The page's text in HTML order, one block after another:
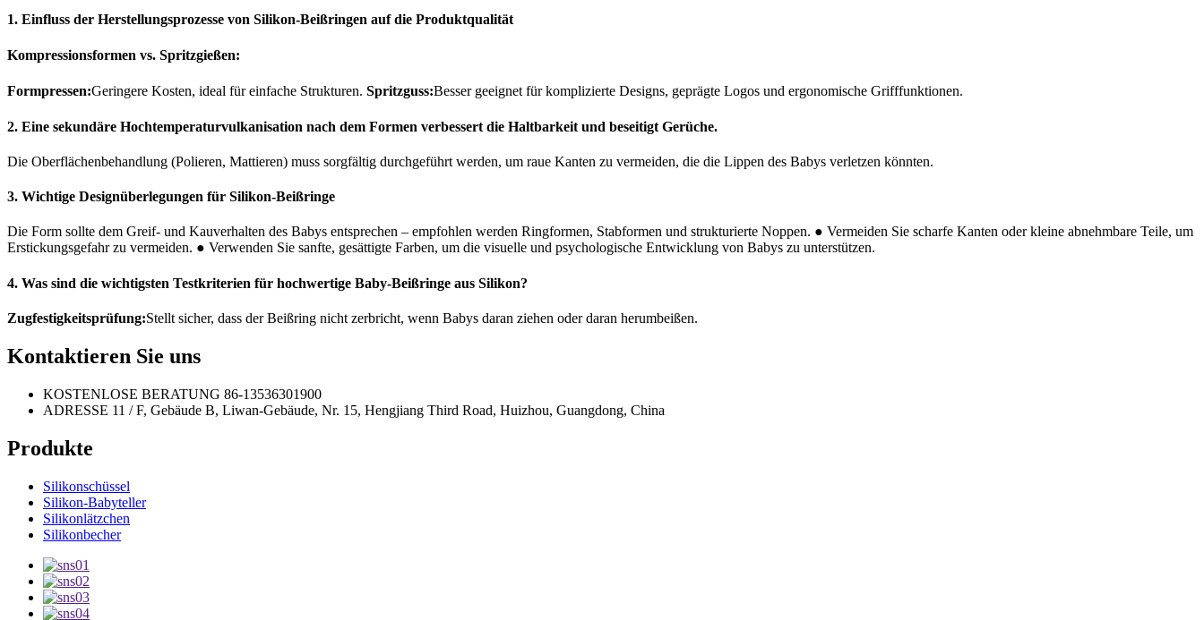
1. Einfluss der Herstellungsprozesse von Silikon-Beißringen auf die Produktqualität
Kompressionsformen vs. Spritzgießen:
Formpressen:Geringere Kosten, ideal für einfache Strukturen. Spritzguss:Besser geeignet für komplizierte Designs, geprägte Logos und ergonomische Grifffunktionen.
2. Eine sekundäre Hochtemperaturvulkanisation nach dem Formen verbessert die Haltbarkeit und beseitigt Gerüche.
Die Oberflächenbehandlung (Polieren, Mattieren) muss sorgfältig durchgeführt werden, um raue Kanten zu vermeiden, die die Lippen des Babys verletzen könnten.
3. Wichtige Designüberlegungen für Silikon-Beißringe
Die Form sollte dem Greif- und Kauverhalten des Babys entsprechen – empfohlen werden Ringformen, Stabformen und strukturierte Noppen. ● Vermeiden Sie scharfe Kanten oder kleine abnehmbare Teile, um
Erstickungsgefahr zu vermeiden. ● Verwenden Sie sanfte, gesättigte Farben, um die visuelle und psychologische Entwicklung von Babys zu unterstützen.
4. Was sind die wichtigsten Testkriterien für hochwertige Baby-Beißringe aus Silikon?
Zugfestigkeitsprüfung:Stellt sicher, dass der Beißring nicht zerbricht, wenn Babys daran ziehen oder daran herumbeißen.
Kontaktieren Sie uns
KOSTENLOSE BERATUNG 86-13536301900
ADRESSE 11 / F, Gebäude B, Liwan-Gebäude, Nr. 15, Hengjiang Third Road, Huizhou, Guangdong, China
Produkte
Silikonschüssel
Silikon-Babyteller
Silikonlätzchen
Silikonbecher